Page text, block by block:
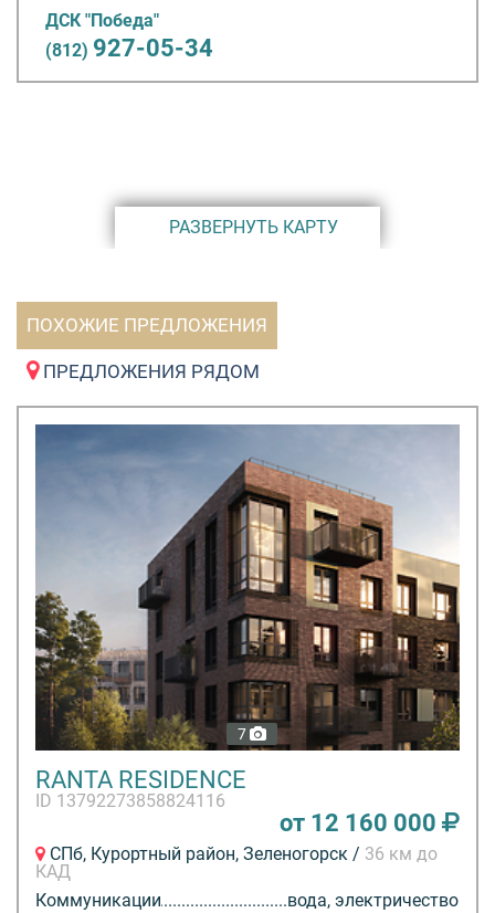
ДСК "Победа"
(812) 927-05-34
РАЗВЕРНУТЬ КАРТУ
ПОХОЖИЕ ПРЕДЛОЖЕНИЯ
ПРЕДЛОЖЕНИЯ РЯДОМ
7
RANTA RESIDENCE
ID 13792273858824116
от 12 160 000
СПб, Курортный район, Зеленогорск / 36 км до
КАД
Коммуникации
вода, электричество